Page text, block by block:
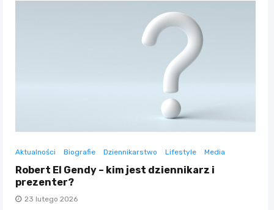
Aktualności Biografie Dziennikarstwo Lifestyle Media
Robert El Gendy – kim jest dziennikarz i
prezenter?
23 lutego 2026